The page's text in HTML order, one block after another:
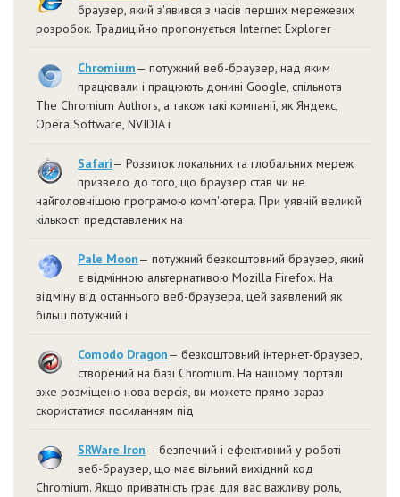
браузер, який з'явився з часів перших мережевих
розробок. Традиційно пропонується Internet Explorer
Chromium— потужний веб-браузер, над яким
працювали і працюють донині Google, спільнота
The Chromium Authors, а також такі компанії, як Яндекс,
Opera Software, NVIDIA і
Safari— Розвиток локальних та глобальних мереж
призвело до того, що браузер став чи не
найголовнішою програмою комп'ютера. При уявній великій
кількості представлених на
Pale Moon— потужний безкоштовний браузер, який
є відмінною альтернативою Mozilla Firefox. На
відміну від останнього веб-браузера, цей заявлений як
більш потужний і
Comodo Dragon— безкоштовний інтернет-браузер,
створений на базі Chromium. На нашому порталі
вже розміщено нова версія, ви можете прямо зараз
скористатися посиланням під
SRWare Iron— безпечний і ефективний у роботі
веб-браузер, що має вільний вихідний код
Chromium. Якщо приватність грає для вас важливу роль,